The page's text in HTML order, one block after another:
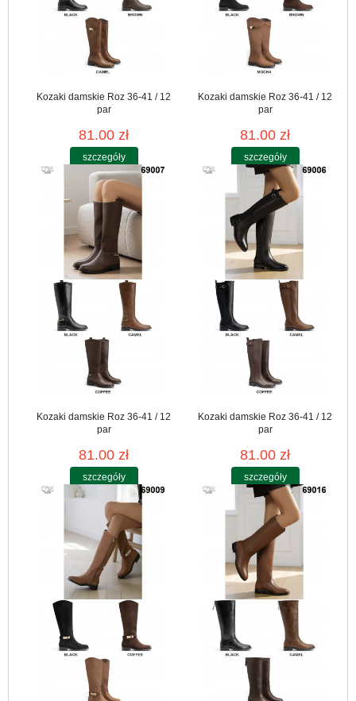
Kozaki damskie Roz 36-41 / 12
par
81.00 zł
szczegóły
Kozaki damskie Roz 36-41 / 12
par
81.00 zł
szczegóły
Kozaki damskie Roz 36-41 / 12
par
81.00 zł
szczegóły
Kozaki damskie Roz 36-41 / 12
par
81.00 zł
szczegóły